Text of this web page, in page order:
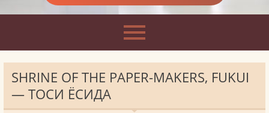
SHRINE OF THE PAPER-MAKERS, FUKUI
— ТОСИ ЁСИДА